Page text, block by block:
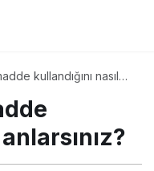
kullandığını nasıl